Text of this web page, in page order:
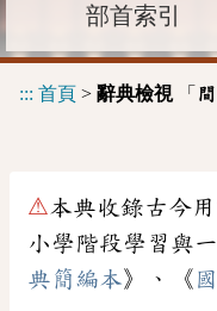
部首索引
::: 首頁 > 辭典檢視「
⚠本典收錄古今用
小學階段學習與
典簡編本》、《